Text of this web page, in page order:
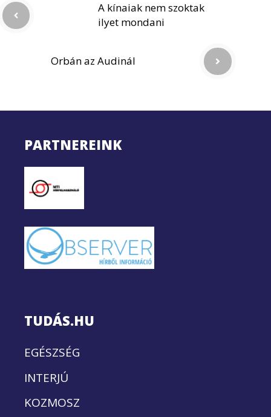
A kínaiak nem szoktak
ilyet mondani
Orbán az Audinál
PARTNEREINK
TUDÁS.HU
EGÉSZSÉG
INTERJÚ
KOZMOSZ